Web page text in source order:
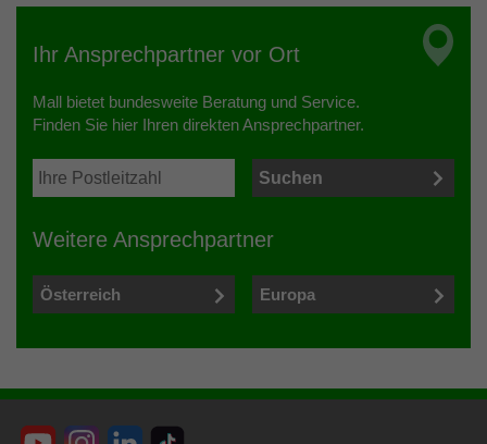
Ihr Ansprechpartner vor Ort
Mall bietet bundesweite Beratung und Service.
Finden Sie hier Ihren direkten Ansprechpartner.
Weitere Ansprechpartner
Österreich Europa